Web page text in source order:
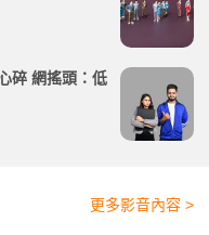
碎 網搖頭：低
更多影音內容 >